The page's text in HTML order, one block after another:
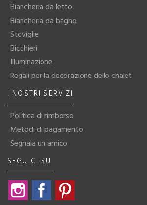
Biancheria da letto
Biancheria da bagno
Stoviglie
Bicchieri
Illuminazione
Regali per la decorazione dello chalet
I NOSTRI SERVIZI
Politica di rimborso
Metodi di pagamento
Segnala un amico
SEGUICI SU
InstagramFacebook